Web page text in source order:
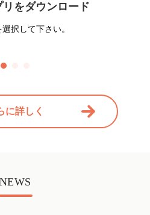
リをダウンロード
択して下さい。
に詳しく
NEWS